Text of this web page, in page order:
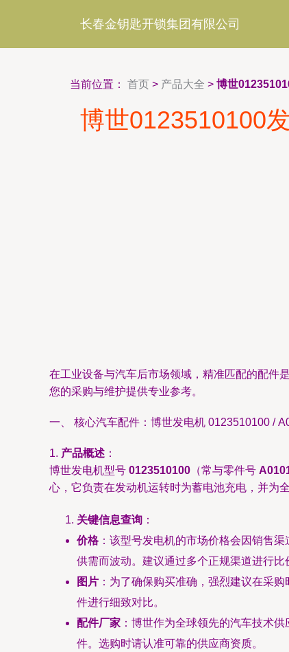
长春金钥匙开锁集团有限公司
当前位置： 首页 > 产品大全 > 博世
博世0123510100
在工业设备与汽车后市场领域，精准匹配的配件
您的采购与维护提供专业参考。
一、 核心汽车配件：博世发电机 0123510100 /
1. 产品概述 ：
博世发电机型号 0123510100 （常与零件号
心，它负责在发动机运转时为蓄电池充电，并为
关键信息查询 ：
价格：该型号发电机的市场价格会因销售
供需而波动。建议通过多个正规渠道进行比
图片 ：为了确保购买准确，强烈建议在采
件进行细致对比。
配件厂家 ：博世作为全球领先的汽车技术
件。选购时请认准可靠的供应商资质。